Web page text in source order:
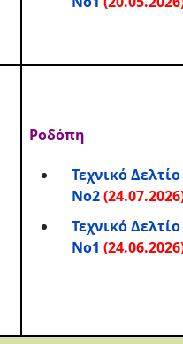
Ροδόπη
Τεχνικό Δελτίο
Νο2
Τεχνικό Δελτίο
Νο1